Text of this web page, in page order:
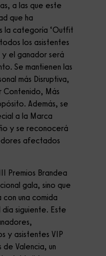
a las que este
que ha
la categoría ‘Outfit
los asistentes
y el ganador será
Se mantienen las
más Disruptiva,
Más
Además, se
a la Marca
y se reconocerá
afectados
Premios Brandea
gala, sino que
una comida
siguiente. Este
y asistentes VIP
de Valencia, un